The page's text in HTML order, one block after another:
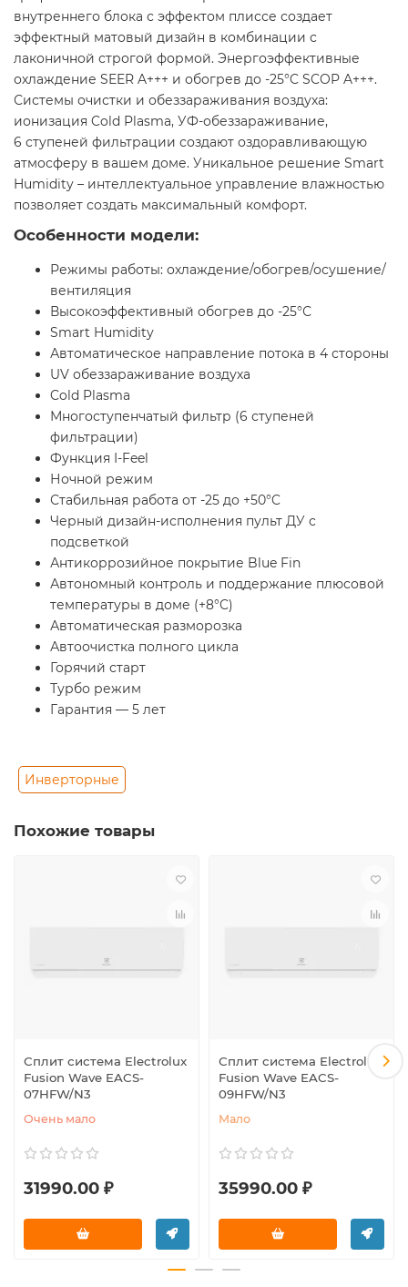
внутреннего блока с эффектом плиссе создает
эффектный матовый дизайн в комбинации с
лаконичной строгой формой. Энергоэффективные
охлаждение SEER A+++ и обогрев до -25°C SCOP A+++.
Системы очистки и обеззараживания воздуха:
ионизация Cold Plasma, УФ-обеззараживание,
6 ступеней фильтрации создают оздоравливающую
атмосферу в вашем доме. Уникальное решение Smart
Humidity – интеллектуальное управление влажностью
позволяет создать максимальный комфорт.
Особенности модели:
Режимы работы: охлаждение/обогрев/осушение/
вентиляция
Высокоэффективный обогрев до -25°С
Smart Humidity
Автоматическое направление потока в 4 стороны
UV обеззараживание воздуха
Cold Plasma
Многоступенчатый фильтр (6 ступеней
фильтрации)
Функция I-Feel
Ночной режим
Стабильная работа от -25 до +50°C
Черный дизайн-исполнения пульт ДУ с
подсветкой
Антикоррозийное покрытие Blue Fin
Автономный контроль и поддержание плюсовой
температуры в доме (+8°C)
Автоматическая разморозка
Автоочистка полного цикла
Горячий старт
Турбо режим
Гарантия — 5 лет
Инверторные
Похожие товары
Сплит система Electrolux
Fusion Wave EACS-
07HFW/N3
Очень мало
31990.00 ₽
Сплит система Electrolux
Fusion Wave EACS-
09HFW/N3
Мало
35990.00 ₽